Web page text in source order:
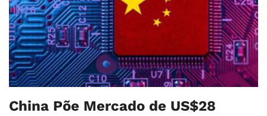
China Põe Mercado de US$28